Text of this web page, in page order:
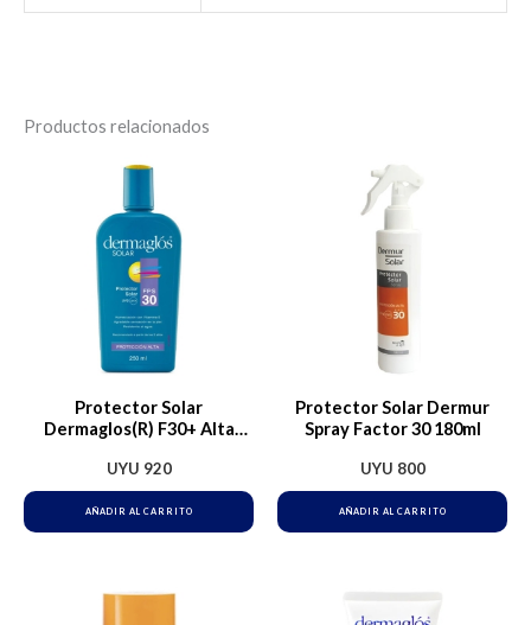
Productos relacionados
Protector Solar
Dermaglos(R) F30+ Alta
UYU 920
AÑADIR AL CARRITO
Protector Solar Dermur
Spray Factor 30 180ml
UYU 800
AÑADIR AL CARRITO